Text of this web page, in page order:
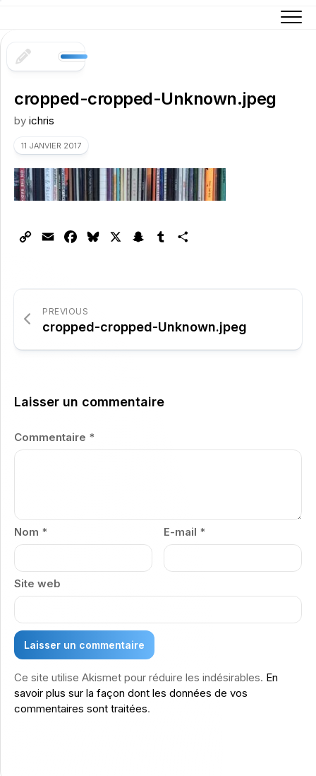
content
cropped-cropped-Unknown.jpeg
by ichris
11 JANVIER 2017
Copy Email FacebookBluesky Snapchat
Tumblr
PREVIOUS
cropped-cropped-Unknown.jpeg
Laisser un commentaire
Commentaire *
Nom * E-mail *
Site web
Ce site utilise Akismet pour réduire les indésirables. En
savoir plus sur la façon dont les données de vos
commentaires sont traitées.